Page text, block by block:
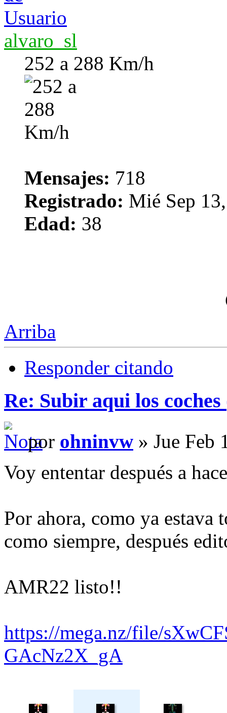
alvaro_sl
252 a 288 Km/h
Mensajes: 718
Registrado: Mié Sep
Edad: 38
Arriba
Responder citando
Re: Subir aqui los
por ohninvw » Jue Feb
Voy ententar después a
Por ahora, como ya
como siempre, después
AMR22 listo!!
https://mega.nz/file/
GAcNz2X_gA